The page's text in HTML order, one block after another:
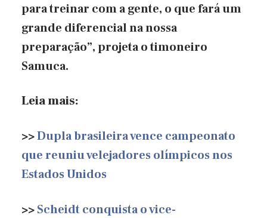
para treinar com a gente, o que fará um
grande diferencial na nossa
preparação”, projeta o timoneiro
Samuca.
Leia mais:
>>Dupla brasileira vence campeonato
que reuniu velejadores olímpicos nos
Estados Unidos
>>Scheidt conquista o vice-